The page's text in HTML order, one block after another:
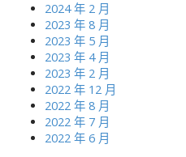
2024 年 2 月
2023 年 8 月
2023 年 5 月
2023 年 4 月
2023 年 2 月
2022 年 12 月
2022 年 8 月
2022 年 7 月
2022 年 6 月